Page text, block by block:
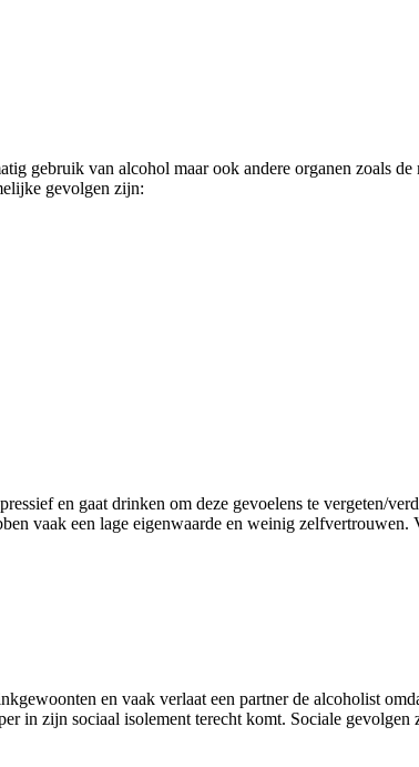
gebruik van alcohol maar ook andere organen zoals
gevolgen zijn:
en gaat drinken om deze gevoelens te vergeten/
vaak een lage eigenwaarde en weinig zelfvertrouwen.
en vaak verlaat een partner de alcoholist
in zijn sociaal isolement terecht komt. Sociale gevolgen